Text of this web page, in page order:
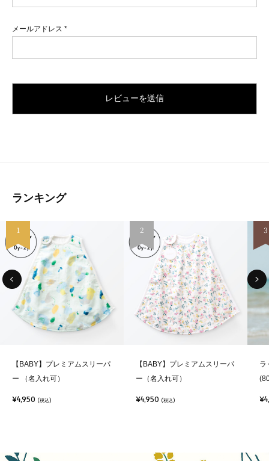
メールアドレス *
ランキング
1
【BABY】プレミアムスリーパ
ー （名入れ可）
¥4,950 (税込)
2
【BABY】プレミアムスリーパ
ー（名入れ可）
¥4,950 (税込)
3
ラ